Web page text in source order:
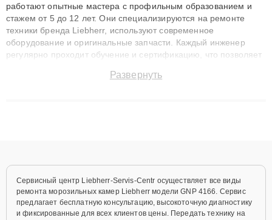
работают опытные мастера с профильным образованием и
стажем от 5 до 12 лет. Они специализируются на ремонте
техники бренда Liebherr, используют современное
оборудование и оригинальные запчасти. Каждый инженер
регулярно проходит обучение и сертификацию, что позволяет
технику с сохранением гарантии до 3 лет. Наши мастера
Развернуть
Сервисный центр Liebherr-Servis-Centr осуществляет все виды
ремонта морозильных камер Liebherr модели GNP 4166. Сервис
предлагает бесплатную консультацию, высокоточную диагностику
и фиксированные для всех клиентов цены. Передать технику на